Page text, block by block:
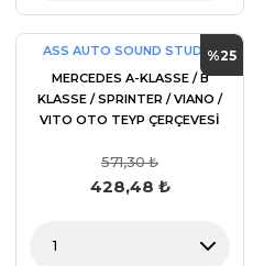
%25
ASS AUTO SOUND STUDİO
MERCEDES A-KLASSE / B
KLASSE / SPRINTER / VIANO /
VITO OTO TEYP ÇERÇEVESİ
571,30 ₺
428,48 ₺